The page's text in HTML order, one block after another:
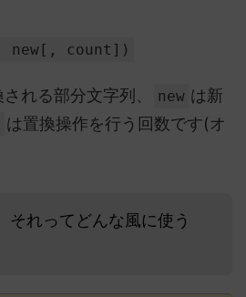
count])
れる部分文字列、 new は新
は置換操作を行う回数です(オ
それってどんな風に使う